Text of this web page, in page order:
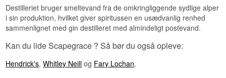
Destilleriet bruger smeltevand fra de omkringliggende sydlige alper
i sin produktion, hvilket giver spiritussen en usædvanlig renhed
sammenlignet med gin destilleret med almindeligt postevand.
Kan du lide Scapegrace ? Så bør du også opleve:
Hendrick's,Whitley Neill og Fary Lochan.